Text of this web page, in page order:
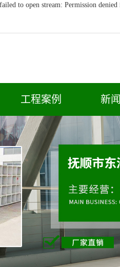
to open stream: Permission
工程案例 新